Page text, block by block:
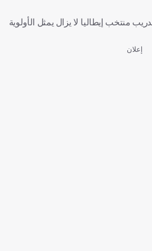
منتخب إيطاليا لا يزال يمثل الأولوية
إعلان